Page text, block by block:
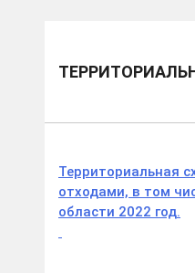
Территориальная
отходами, в том
области 2022 год.